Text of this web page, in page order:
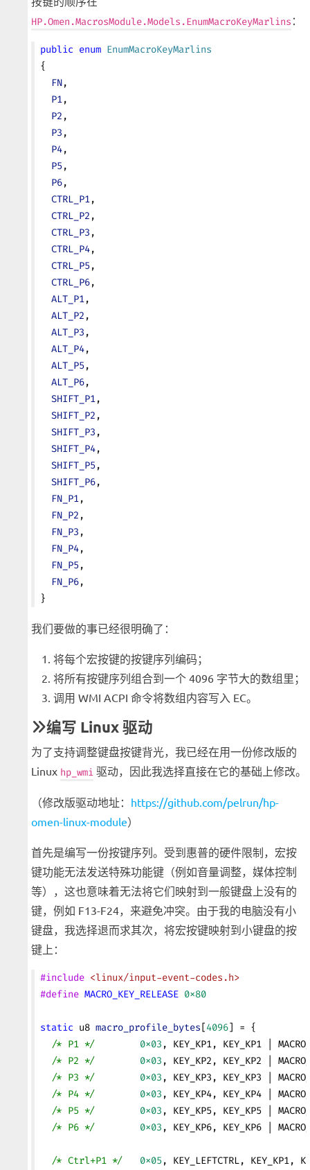
HP.Omen.MacrosModule.Models.EnumMacroKeyMarlins ：
public enum EnumMacroKeyMarlins
{
  FN
,
  P1
,
  P2
,
  P3
,
  P4
,
  P5
,
  P6
,
  CTRL_P1
,
  CTRL_P2
,
  CTRL_P3
,
  CTRL_P4
,
  CTRL_P5
,
  CTRL_P6
,
  ALT_P1
,
  ALT_P2
,
  ALT_P3
,
  ALT_P4
,
  ALT_P5
,
  ALT_P6
,
  SHIFT_P1
,
  SHIFT_P2
,
  SHIFT_P3
,
  SHIFT_P4
,
  SHIFT_P5
,
  SHIFT_P6
,
  FN_P1
,
  FN_P2
,
  FN_P3
,
  FN_P4
,
  FN_P5
,
  FN_P6
,
}
我们要做的事已经很明确了：
将每个宏按键的按键序列编码；
将所有按键序列组合到一个 4096 字节大的数组里；
调用 WMI ACPI 命令将数组内容写入 EC。
编写 Linux 驱动
为了支持调整键盘按键背光，我已经在用一份修改版的
Linux hp_wmi 驱动，因此我选择直接在它的基础上修改。
（修改版驱动地址： https://github.com/pelrun/hp-
omen-linux-module）
首先是编写一份按键序列。受到惠普的硬件限制，宏按
键功能无法发送特殊功能键（例如音量调整，媒体控制
等），这也意味着无法将它们映射到一般键盘上没有的
键，例如 F13-F24，来避免冲突。由于我的电脑没有小
键盘，我选择退而求其次，将宏按键映射到小键盘的按
键上：
#include <linux/input-event-codes.h>
#define MACRO_KEY_RELEASE 0x80
static u8 macro_profile_bytes[4096] = {
  /* P1 */
        0x03
, KEY_KP1, KEY_KP1 |
  /* P2 */
        0x03
, KEY_KP2, KEY_KP2 |
  /* P3 */
        0x03
, KEY_KP3, KEY_KP3 |
  /* P4 */
        0x03
, KEY_KP4, KEY_KP4 |
  /* P5 */
        0x03
, KEY_KP5, KEY_KP5 |
  /* P6 */
        0x03
, KEY_KP6, KEY_KP6 |
  /* Ctrl+P1 */
   0x05
, KEY_LEFTCTRL, KEY_KP1,